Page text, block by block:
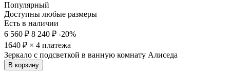
Популярный
Доступны любые размеры
Есть в наличии
6 560 ₽ 8 240 ₽ -20%
1640 ₽ × 4 платежа
Зеркало с подсветкой в ванную комнату Алиседа
В корзину